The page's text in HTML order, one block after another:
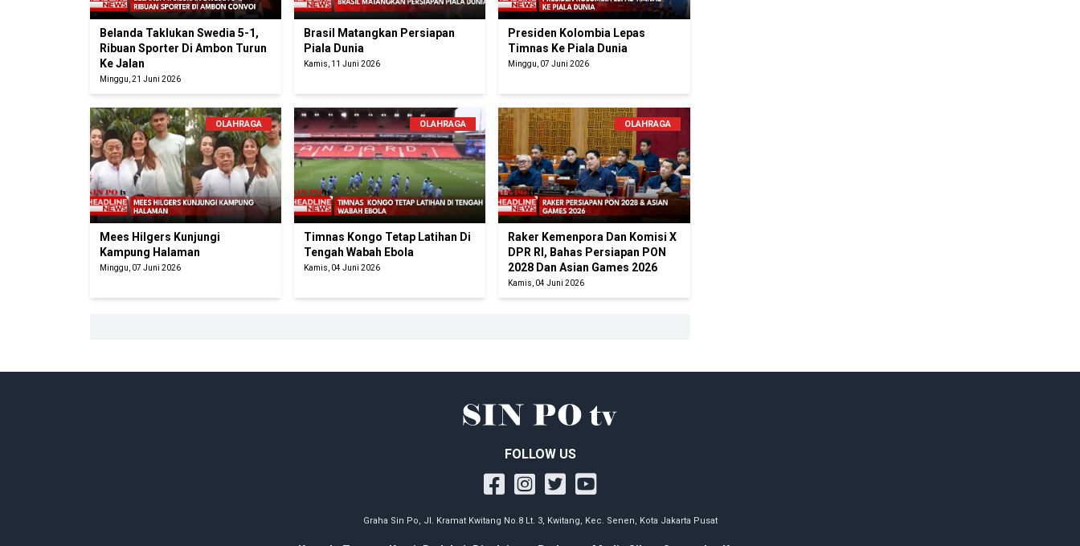
Belanda Taklukan Swedia 5-1,
Ribuan Sporter Di Ambon Turun
Ke Jalan
Minggu, 21 Juni 2026
Brasil Matangkan Persiapan
Piala Dunia
Kamis, 11 Juni 2026
Presiden Kolombia Lepas
Timnas Ke Piala Dunia
Minggu, 07 Juni 2026
OLAHRAGA
Mees Hilgers Kunjungi
Kampung Halaman
Minggu, 07 Juni 2026
OLAHRAGA
Timnas Kongo Tetap Latihan Di
Tengah Wabah Ebola
Kamis, 04 Juni 2026
OLAHRAGA
Raker Kemenpora Dan Komisi X
DPR RI, Bahas Persiapan PON
2028 Dan Asian Games 2026
Kamis, 04 Juni 2026
FOLLOW US
Graha Sin Po, Jl. Kramat Kwitang No.8 Lt. 3, Kwitang, Kec. Senen, Kota Jakarta Pusat